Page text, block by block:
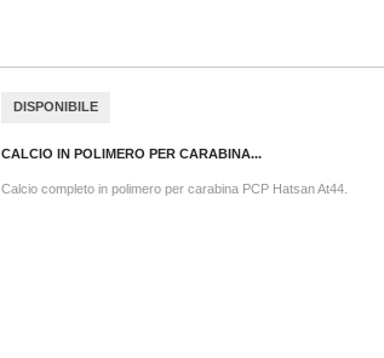
DISPONIBILE
CALCIO IN POLIMERO PER CARABINA...
Calcio completo in polimero per carabina PCP Hatsan At44.